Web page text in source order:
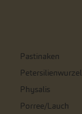
Pastinaken
Petersilienwurzel
Physalis
Porree/Lauch